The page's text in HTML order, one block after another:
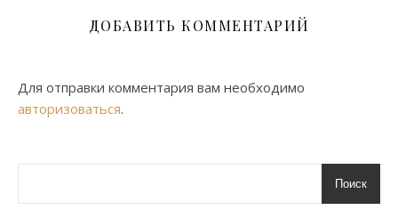
ДОБАВИТЬ КОММЕНТАРИЙ
Для отправки комментария вам необходимо
авторизоваться.
Поиск